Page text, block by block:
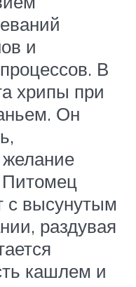
и
В
хрипы при
Он
Питомец
с высунутым
раздувая
кашлем и